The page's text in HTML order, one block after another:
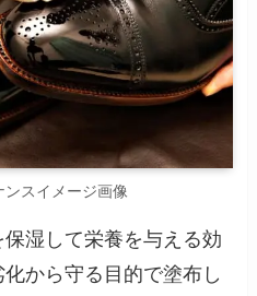
ンスイメージ画像
湿して栄養を与える効
から守る目的で塗布し